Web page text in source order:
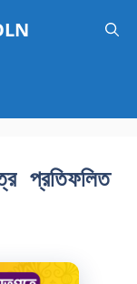
প্রতিফলিত